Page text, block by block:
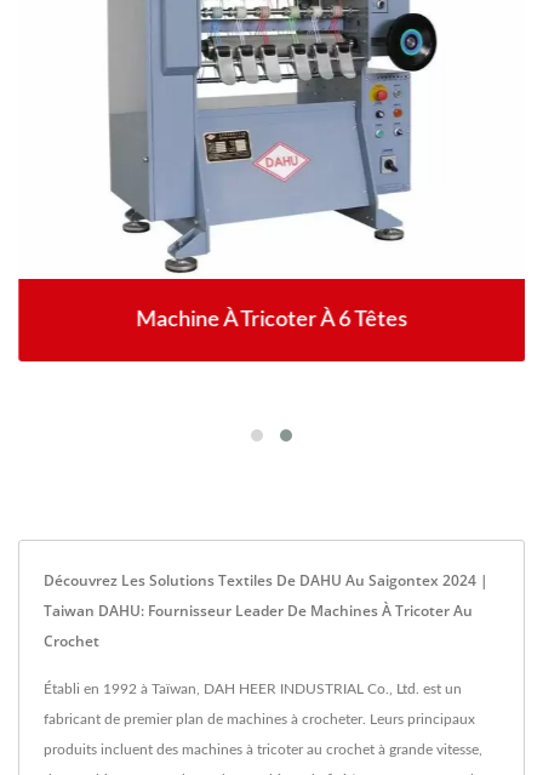
Machine À Tricoter À 6 Têtes
Découvrez Les Solutions Textiles De DAHU Au Saigontex 2024 |
Taiwan DAHU: Fournisseur Leader De Machines À Tricoter Au
Crochet
Établi en 1992 à Taïwan, DAH HEER INDUSTRIAL Co., Ltd. est un
fabricant de premier plan de machines à crocheter. Leurs principaux
produits incluent des machines à tricoter au crochet à grande vitesse,